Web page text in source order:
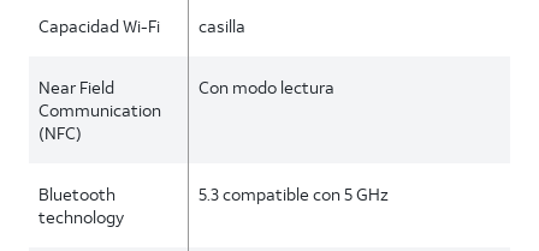
Capacidad Wi-Fi casilla
Near Field
Communication
(NFC)
Con modo lectura
Bluetooth
technology
5.3 compatible con 5 GHz